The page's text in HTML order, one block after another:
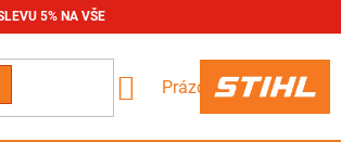
5% NA VŠE
NÁKUPNÍ
KOŠÍK
Prázdný košík